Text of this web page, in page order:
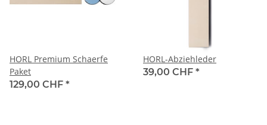
HORL Premium Schaerfe
Paket
129,00 CHF *
HORL-Abziehleder
39,00 CHF *